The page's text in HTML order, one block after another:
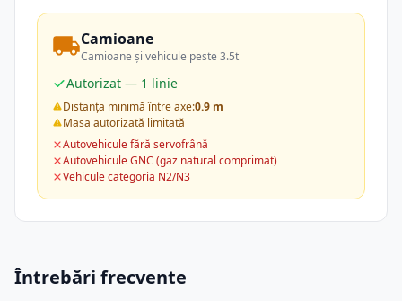
Camioane
Camioane și vehicule peste 3.5t
Autorizat — 1 linie
Distanța minimă între axe:0.9 m
Masa autorizată limitată
Autovehicule fără servofrână
Autovehicule GNC (gaz natural comprimat)
Vehicule categoria N2/N3
Întrebări frecvente